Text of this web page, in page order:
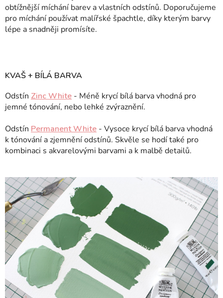
obtížnější míchání barev a vlastních odstínů. Doporučujeme
pro míchání používat malířské špachtle, díky kterým barvy
lépe a snadněji promísíte.
KVAŠ + BÍLÁ BARVA
Odstín Zinc White - Méně krycí bílá barva vhodná pro
jemné tónování, nebo lehké zvýraznění.
Odstín Permanent White - Vysoce krycí bílá barva vhodná
k tónování a zjemnění odstínů. Skvěle se hodí také pro
kombinaci s akvarelovými barvami a k malbě detailů.